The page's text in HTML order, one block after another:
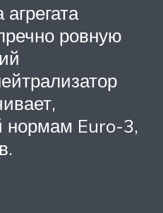
ровную
нормам Euro-3,